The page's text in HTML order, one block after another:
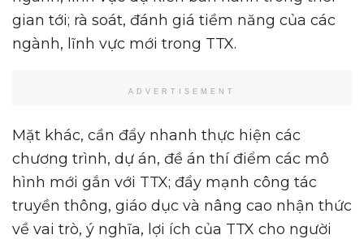
gian tới; rà soát, đánh giá tiềm năng của các
ngành, lĩnh vực mới trong TTX.
ADVERTISEMENT
Mặt khác, cần đẩy nhanh thực hiện các
chương trình, dự án, đề án thí điểm các mô
hình mới gắn với TTX; đẩy mạnh công tác
truyền thông, giáo dục và nâng cao nhận thức
về vai trò, ý nghĩa, lợi ích của TTX cho người